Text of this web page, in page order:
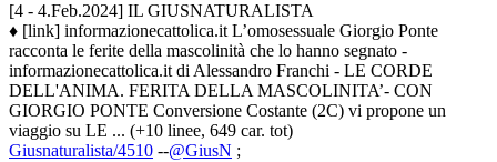
[4 - 4.Feb.2024] IL GIUSNATURALISTA
♦ [link] informazionecattolica.it L’omosessuale Giorgio Ponte
racconta le ferite della mascolinità che lo hanno segnato -
informazionecattolica.it di Alessandro Franchi - LE CORDE
DELL'ANIMA. FERITA DELLA MASCOLINITA’- CON
GIORGIO PONTE Conversione Costante (2C) vi propone un
viaggio su LE ... (+10 linee, 649 car. tot)
Giusnaturalista/4510 --@GiusN ;